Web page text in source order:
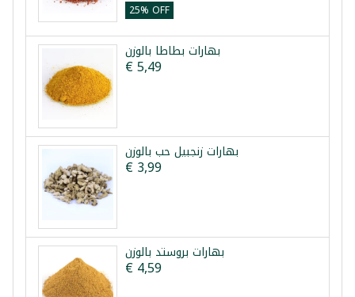
25% OFF
بهارات بطاطا بالوزن
€ 5,49
بهارات زنجبيل حب بالوزن
€ 3,99
بهارات بروستد بالوزن
€ 4,59